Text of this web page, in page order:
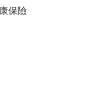
保險